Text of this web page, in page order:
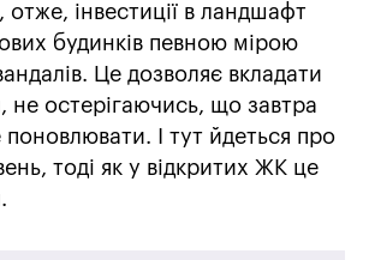
інвестиції в ландшафт
будинків певною мірою
Це дозволяє вкладати
не остерігаючись, що завтра
І тут йдеться про
тоді як у відкритих ЖК це